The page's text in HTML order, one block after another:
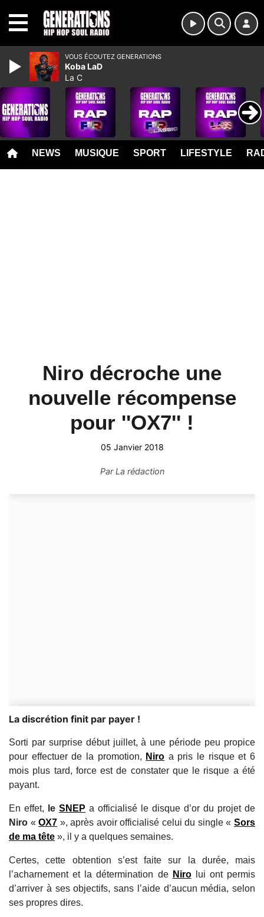
NEWS MUSIQUE SPORT LIFESTYLE
Niro décroche une
nouvelle récompense
pour ''OX7'' !
05 Janvier 2018
ParLa rédaction
La discrétion finit par payer !
Sorti par surprise début juillet, à une période peu propice
pour effectuer de la promotion, Niro a pris le risque et 6
mois plus tard, force est de constater que le risque a été
payant.
En effet, le SNEP a officialisé le disque d’or du projet de
Niro «OX7 », après avoir officialisé celui du single « Sors
de ma tête », il y a quelques semaines.
Certes, cette obtention s’est faite sur la durée, mais
l’acharnement et la détermination de Niro
lui ont permis
d’arriver à ses objectifs, sans l’aide d’aucun média, selon
ses propres dires.
VOUS ÉCOUTEZ GENERATIONS
Koba LaD
La C